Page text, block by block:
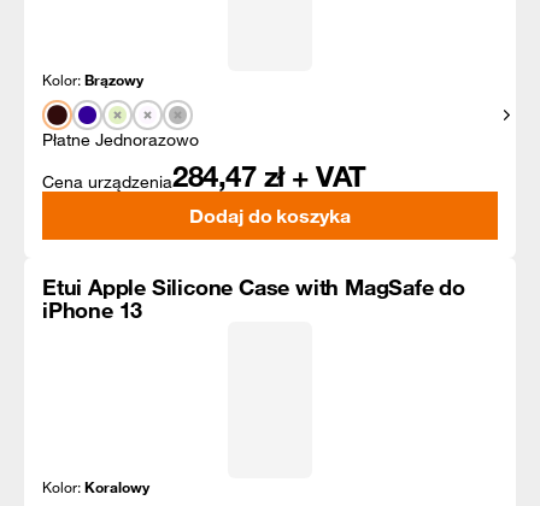
Kolor:Brązowy
Płatne Jednorazowo
Cena urządzenia284,47 zł + VAT
Dodaj do koszyka
Etui Apple Silicone Case with MagSafe do
iPhone 13
Kolor:Koralowy